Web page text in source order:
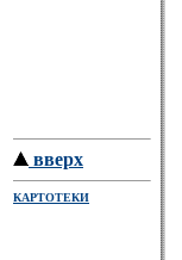
вверх
КАРТОТЕКИ